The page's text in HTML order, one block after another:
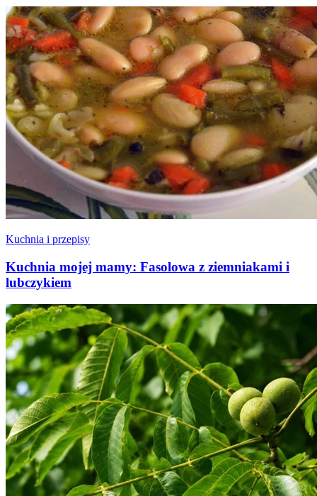
Kuchnia i przepisy
Kuchnia mojej mamy: Fasolowa z ziemniakami i
lubczykiem